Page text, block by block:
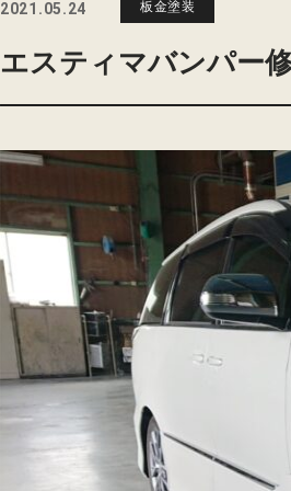
エスティマバンパー
2021.05.24 板金塗装